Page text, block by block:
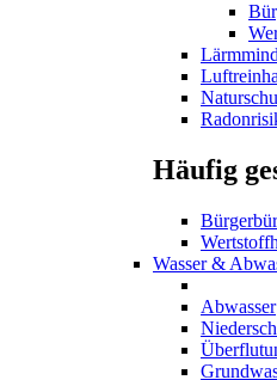
Häufig
Wasser &
Abwasser